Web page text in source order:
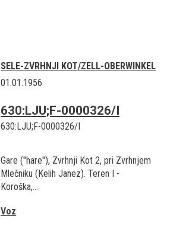
SELE-ZVRHNJI KOT/ZELL-OBERWINKEL
01.01.1956
630:LJU;F-0000326/I
630:LJU;F-0000326/I
Gare ("hare"), Zvrhnji Kot 2, pri Zvrhnjem
Mlečniku (Kelih Janez). Teren I -
Koroška,...
Voz